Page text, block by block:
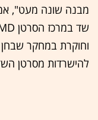
מבנה שונה מעט",
להישרדות מסרטן